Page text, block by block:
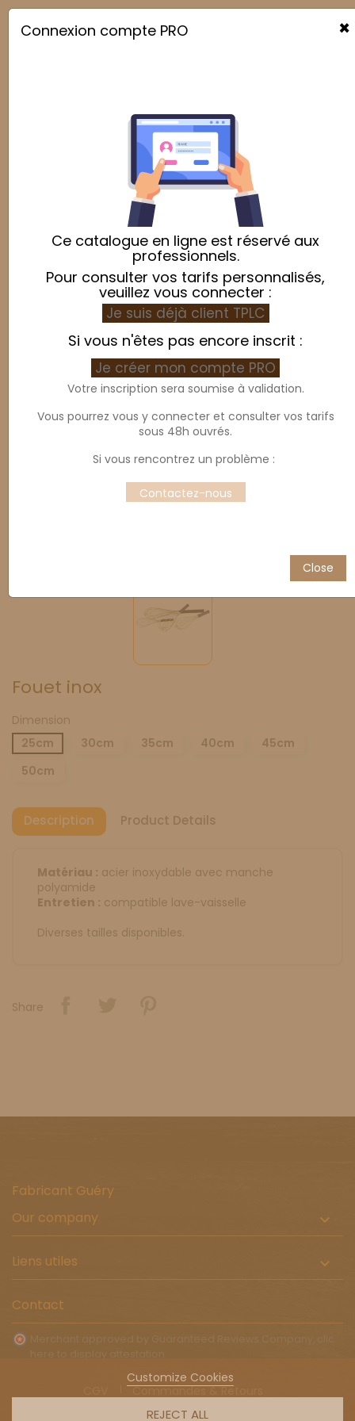

Customize Cookies
REJECT ALL
Fouet inox
Dimension
25cm
30cm 35cm 40cm
45cm
50cm
Description Product Details
Matériau : acier inoxydable avec manche
polyamide
Entretien : compatible lave-vaisselle
Diverses tailles disponibles.
Share
Fabricant Guéry
Our company

Liens utiles 
Contact
Commandes & Retours
Livraison à l'international
×
Connexion compte PRO
Ce catalogue en ligne est réservé aux
professionnels.
Pour consulter vos tarifs personnalisés,
veuillez vous connecter :
Je suis déjà client TPLC
Si vous n'êtes pas encore inscrit :
Je créer mon compte PRO
Votre inscription sera soumise à validation.
Vous pourrez vous y connecter et consulter vos tarifs
sous 48h ouvrés.
Si vous rencontrez un problème :
Contactez-nous
Close